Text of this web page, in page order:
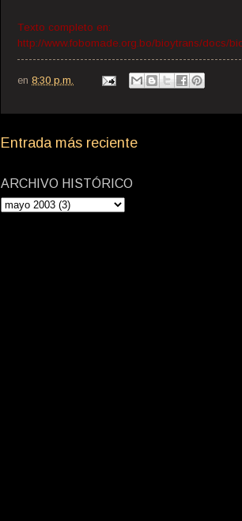
Texto completo en:
http://www.fobomade.org.bo/bioytrans/docs/
en 8:30 p.m.
Entrada más reciente
ARCHIVO HISTÓRICO